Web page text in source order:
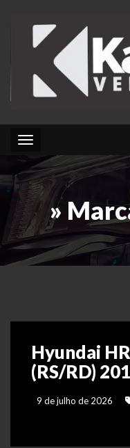
Toggle navigation
»
Hyundai
(RS/RD)
9 de julho de 2026